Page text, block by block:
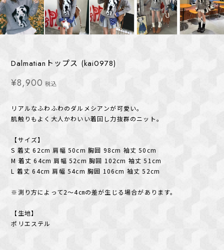
Dalmatianトップス (kai0978)
¥8,900 税込
リアルなふわふわのダルメシアンが可愛い。
肌触りもよく大人かわいい着回し力抜群のニット。
【サイズ】
S 着丈 62cm 肩幅 50cm 胸囲 98cm 袖丈 50cm
M 着丈 64cm 肩幅 52cm 胸囲 102cm 袖丈 51cm
L 着丈 64cm 肩幅 54cm 胸囲 106cm 袖丈 52cm
※測り方によって2～4㎝の差が生じる場合があります。
【生地】
ポリエステル